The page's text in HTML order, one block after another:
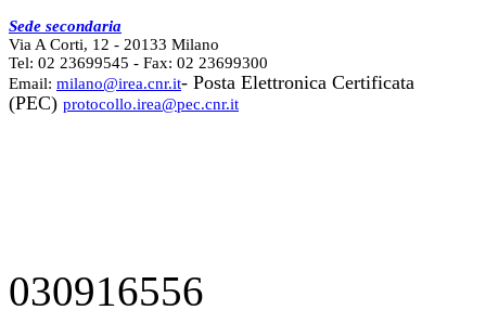
Sede secondaria
Via A Corti, 12 - 20133 Milano
Tel: 02 23699545 - Fax: 02 23699300
Email: milano@irea.cnr.it- Posta Elettronica Certificata
(PEC) protocollo.irea@pec.cnr.it
030916556